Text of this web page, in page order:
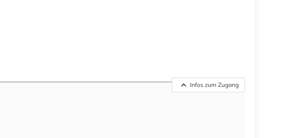
Infos zum Zugang